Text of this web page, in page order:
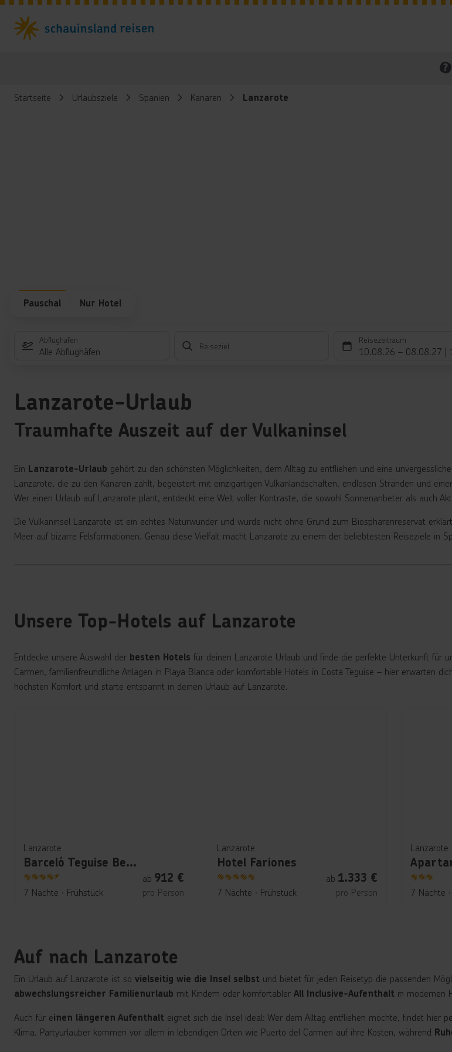
Startseite Urlaubsziele Spanien Kanaren Lanzarote
Pauschal Nur Hotel
Abflughafen
Alle Abflughäfen Reiseziel
Reisezeitraum
10.08.26 – 08.08.27
Lanzarote-Urlaub
Traumhafte Auszeit auf der Vulkaninsel
Ein Lanzarote-Urlaub gehört zu den schönsten Möglichkeiten, dem Alltag zu entfliehen und eine
Lanzarote, die zu den Kanaren zählt, begeistert mit einzigartigen Vulkanlandschaften, endlosen Stränden und einer
Wer einen Urlaub auf Lanzarote plant, entdeckt eine Welt voller Kontraste, die sowohl Sonnenanbeter als auch
Die Vulkaninsel Lanzarote ist ein echtes Naturwunder und wurde nicht ohne Grund zum Biosphärenreservat
Meer auf bizarre Felsformationen. Genau diese Vielfalt macht Lanzarote zu einem der beliebtesten Reiseziele in
Unsere Top-Hotels auf Lanzarote
Entdecke unsere Auswahl der besten Hotels für deinen Lanzarote Urlaub und finde die perfekte Unterkunft für
Carmen, familienfreundliche Anlagen in Playa Blanca oder komfortable Hotels in Costa Teguise – hier erwarten
höchsten Komfort und starte entspannt in deinen Urlaub auf Lanzarote.
Lanzarote
Barceló Teguise Beach
4.5
7 Nächte ∙ Frühstück
ab 912 €
pro Person
Lanzarote
Hotel Fariones
5
7 Nächte ∙ Frühstück
ab 1.333 €
pro Person
Lanzarote
3
7 Nächte ∙
Auf nach Lanzarote
Ein Urlaub auf Lanzarote ist so vielseitig wie die Insel selbst und bietet für jeden Reisetyp die passenden
abwechslungsreicher Familienurlaub mit Kindern oder komfortabler All Inclusive-Aufenthalt in modernen
Auch für einen längeren Aufenthalt eignet sich die Insel ideal: Wer dem Alltag entfliehen möchte, findet hier
Klima. Partyurlauber kommen vor allem in lebendigen Orten wie Puerto del Carmen auf ihre Kosten, während